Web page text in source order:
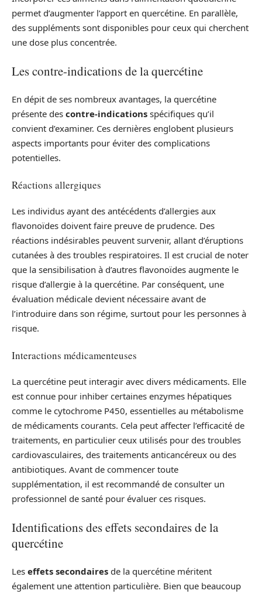
permet d’augmenter l’apport en quercétine. En parallèle,
des suppléments sont disponibles pour ceux qui cherchent
une dose plus concentrée.
Les contre-indications de la quercétine
En dépit de ses nombreux avantages, la quercétine
présente des contre-indications spécifiques qu’il
convient d’examiner. Ces dernières englobent plusieurs
aspects importants pour éviter des complications
potentielles.
Réactions allergiques
Les individus ayant des antécédents d’allergies aux
flavonoïdes doivent faire preuve de prudence. Des
réactions indésirables peuvent survenir, allant d’éruptions
cutanées à des troubles respiratoires. Il est crucial de noter
que la sensibilisation à d’autres flavonoïdes augmente le
risque d’allergie à la quercétine. Par conséquent, une
évaluation médicale devient nécessaire avant de
l’introduire dans son régime, surtout pour les personnes à
risque.
Interactions médicamenteuses
La quercétine peut interagir avec divers médicaments. Elle
est connue pour inhiber certaines enzymes hépatiques
comme le cytochrome P450, essentielles au métabolisme
de médicaments courants. Cela peut affecter l’efficacité de
traitements, en particulier ceux utilisés pour des troubles
cardiovasculaires, des traitements anticancéreux ou des
antibiotiques. Avant de commencer toute
supplémentation, il est recommandé de consulter un
professionnel de santé pour évaluer ces risques.
Identifications des effets secondaires de la
quercétine
Les effets secondaires de la quercétine méritent
également une attention particulière. Bien que beaucoup